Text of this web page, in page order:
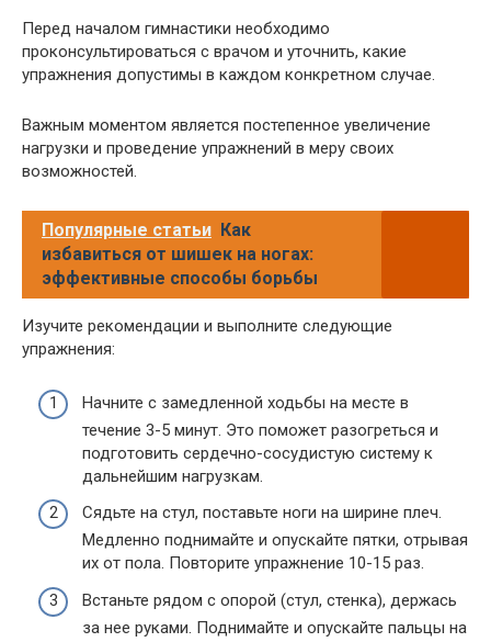
Перед началом гимнастики необходимо
проконсультироваться с врачом и уточнить, какие
упражнения допустимы в каждом конкретном случае.
Важным моментом является постепенное увеличение
нагрузки и проведение упражнений в меру своих
возможностей.
Популярные статьи Как
избавиться от шишек на ногах:
эффективные способы борьбы
Изучите рекомендации и выполните следующие
упражнения:
Начните с замедленной ходьбы на месте в
течение 3-5 минут. Это поможет разогреться и
подготовить сердечно-сосудистую систему к
дальнейшим нагрузкам.
Сядьте на стул, поставьте ноги на ширине плеч.
Медленно поднимайте и опускайте пятки, отрывая
их от пола. Повторите упражнение 10-15 раз.
Встаньте рядом с опорой (стул, стенка), держась
за нее руками. Поднимайте и опускайте пальцы на